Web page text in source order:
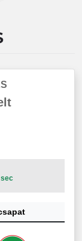
sec